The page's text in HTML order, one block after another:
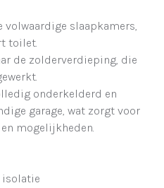
volwaardige slaapkamers,
toilet.
de zolderverdieping, die
onderkelderd en
garage, wat zorgt voor
mogelijkheden.
isolatie